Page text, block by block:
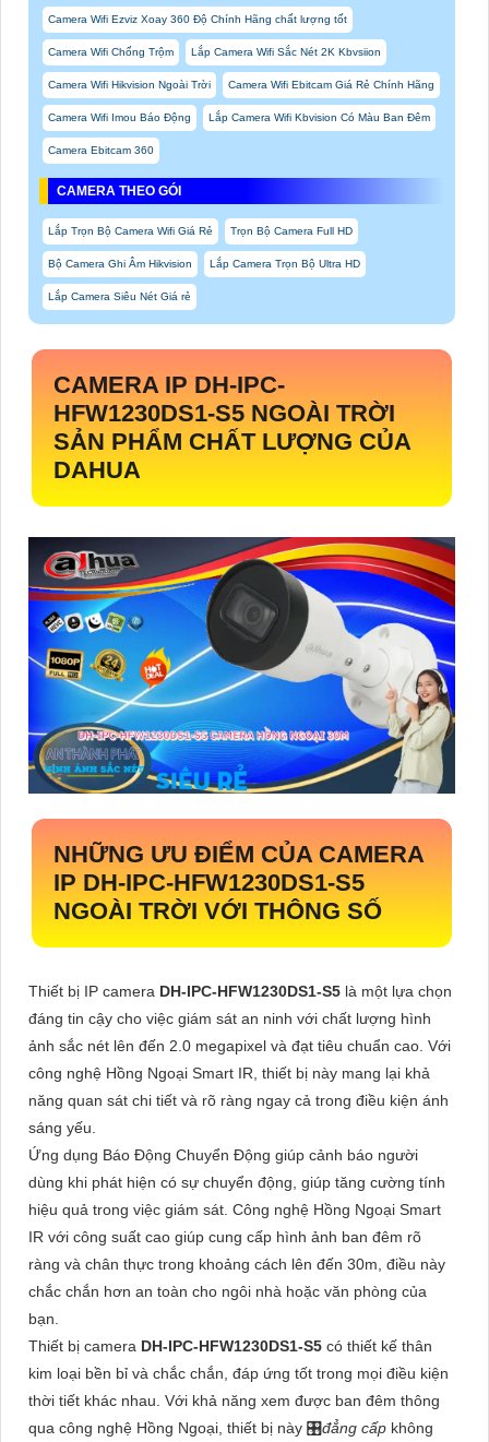
Camera Wifi Ezviz Xoay 360 Độ Chính Hãng chất lượng tốt
Camera Wifi Chống Trộm Lắp Camera Wifi Sắc Nét 2K Kbvsiion
Camera Wifi Hikvision Ngoài Trời Camera Wifi Ebitcam Giá Rẻ Chính Hãng
Camera Wifi Imou Báo Động Lắp Camera Wifi Kbvision Có Màu Ban Đêm
Camera Ebitcam 360
CAMERA THEO GÓI
Lắp Trọn Bộ Camera Wifi Giá Rẻ Trọn Bộ Camera Full HD
Bộ Camera Ghi Âm Hikvision Lắp Camera Trọn Bộ Ultra HD
Lắp Camera Siêu Nét Giá rẻ
CAMERA IP DH-IPC-
HFW1230DS1-S5 NGOÀI TRỜI
SẢN PHẨM CHẤT LƯỢNG CỦA
DAHUA
NHỮNG ƯU ĐIỂM CỦA CAMERA
IP DH-IPC-HFW1230DS1-S5
NGOÀI TRỜI VỚI THÔNG SỐ
Thiết bị IP camera DH-IPC-HFW1230DS1-S5 là một lựa chọn
đáng tin cậy cho việc giám sát an ninh với chất lượng hình
ảnh sắc nét lên đến 2.0 megapixel và đạt tiêu chuẩn cao. Với
công nghệ Hồng Ngoại Smart IR, thiết bị này mang lại khả
năng quan sát chi tiết và rõ ràng ngay cả trong điều kiện ánh
sáng yếu.
Ứng dụng Báo Động Chuyển Động giúp cảnh báo người
dùng khi phát hiện có sự chuyển động, giúp tăng cường tính
hiệu quả trong việc giám sát. Công nghệ Hồng Ngoại Smart
IR với công suất cao giúp cung cấp hình ảnh ban đêm rõ
ràng và chân thực trong khoảng cách lên đến 30m, điều này
chắc chắn hơn an toàn cho ngôi nhà hoặc văn phòng của
bạn.
Thiết bị camera DH-IPC-HFW1230DS1-S5 có thiết kế thân
kim loại bền bỉ và chắc chắn, đáp ứng tốt trong mọi điều kiện
thời tiết khác nhau. Với khả năng xem được ban đêm thông
qua công nghệ Hồng Ngoại, thiết bị này 🎛đẳng cấp không